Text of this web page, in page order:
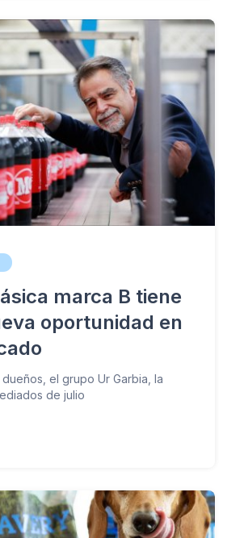
marca B tiene
oportunidad en
el grupo Ur Garbia, la
de julio